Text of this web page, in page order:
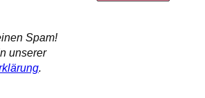
Spam!
unserer
.